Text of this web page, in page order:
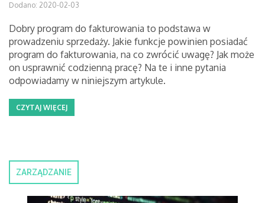
Dodano: 2020-02-03
Dobry program do fakturowania to podstawa w
prowadzeniu sprzedaży. Jakie funkcje powinien posiadać
program do fakturowania, na co zwrócić uwagę? Jak może
on usprawnić codzienną pracę? Na te i inne pytania
odpowiadamy w niniejszym artykule.
CZYTAJ WIĘCEJ
ZARZĄDZANIE